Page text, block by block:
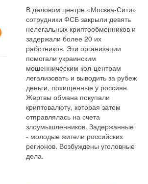
В деловом центре «Москва-Сити»
сотрудники ФСБ закрыли девять
нелегальных криптообменников и
задержали более 20 их
работников. Эти организации
помогали украинским
мошенническим кол-центрам
легализовать и выводить за рубеж
деньги, похищенные у россиян.
Жертвы обмана покупали
криптовалюту, которая затем
отправлялась на счета
злоумышленников. Задержанные
- молодые жители российских
регионов. Возбуждены уголовные
дела.